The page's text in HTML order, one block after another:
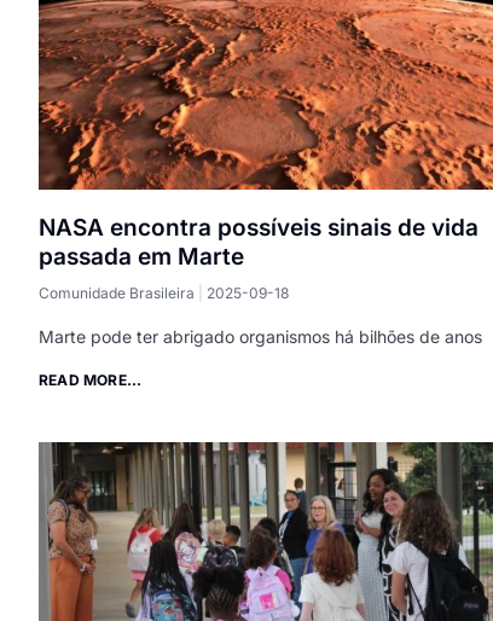
NASA encontra possíveis sinais de vida
passada em Marte
Comunidade Brasileira 2025-09-18
Marte pode ter abrigado organismos há bilhões de anos
READ MORE...